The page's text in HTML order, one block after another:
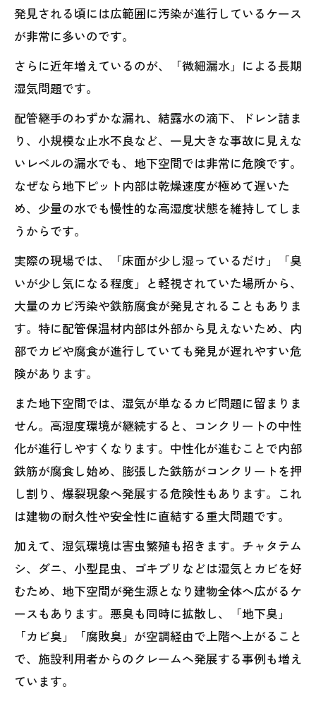
発見される頃には広範囲に汚染が進行しているケース
が非常に多いのです。
さらに近年増えているのが、「微細漏水」による長期
湿気問題です。
配管継手のわずかな漏れ、結露水の滴下、ドレン詰ま
り、小規模な止水不良など、一見大きな事故に見えな
いレベルの漏水でも、地下空間では非常に危険です。
なぜなら地下ピット内部は乾燥速度が極めて遅いた
め、少量の水でも慢性的な高湿度状態を維持してしま
うからです。
実際の現場では、「床面が少し湿っているだけ」「臭
いが少し気になる程度」と軽視されていた場所から、
大量のカビ汚染や鉄筋腐食が発見されることもありま
す。特に配管保温材内部は外部から見えないため、内
部でカビや腐食が進行していても発見が遅れやすい危
険があります。
また地下空間では、湿気が単なるカビ問題に留まりま
せん。高湿度環境が継続すると、コンクリートの中性
化が進行しやすくなります。中性化が進むことで内部
鉄筋が腐食し始め、膨張した鉄筋がコンクリートを押
し割り、爆裂現象へ発展する危険性もあります。これ
は建物の耐久性や安全性に直結する重大問題です。
加えて、湿気環境は害虫繁殖も招きます。チャタテム
シ、ダニ、小型昆虫、ゴキブリなどは湿気とカビを好
むため、地下空間が発生源となり建物全体へ広がるケ
ースもあります。悪臭も同時に拡散し、「地下臭」
「カビ臭」「腐敗臭」が空調経由で上階へ上がること
で、施設利用者からのクレームへ発展する事例も増え
ています。